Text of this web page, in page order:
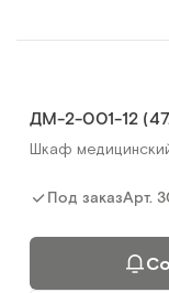
ДМ-2-001-12
Шкаф
Под заказАрт.